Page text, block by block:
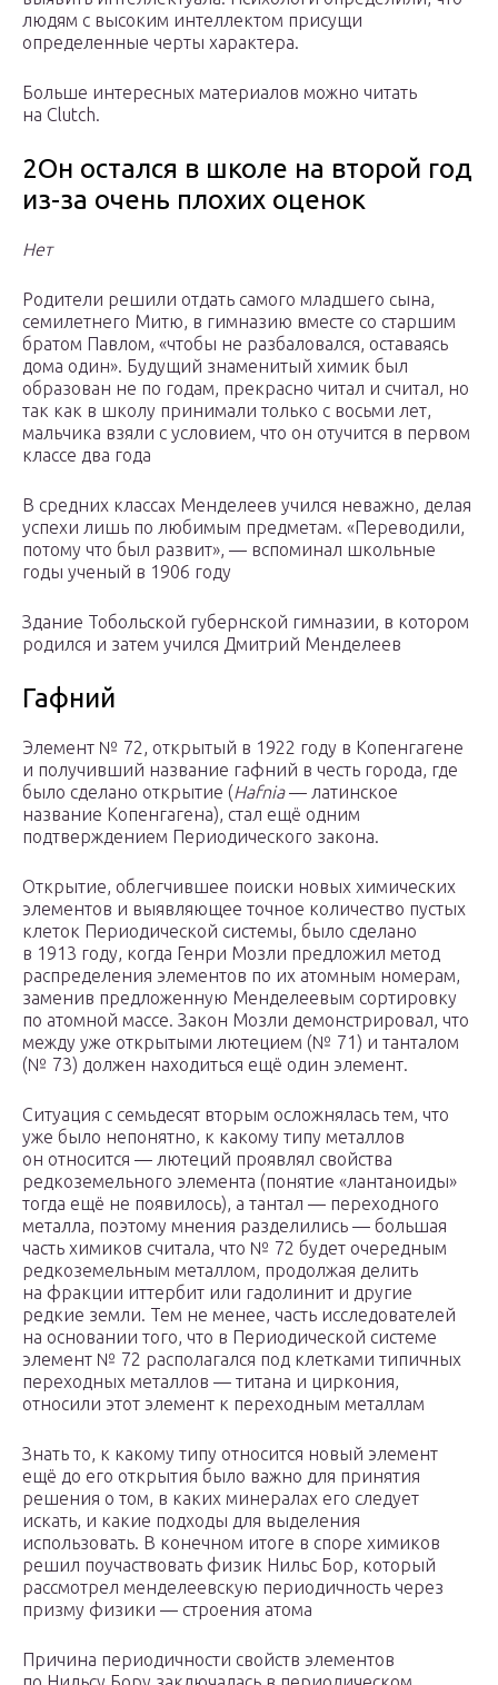
людям с высоким интеллектом присущи
определенные черты характера.
Больше интересных материалов можно читать
на Clutch.
2Он остался в школе на второй год
из-за очень плохих оценок
Нет
Родители решили отдать самого младшего сына,
семилетнего Митю, в гимназию вместе со старшим
братом Павлом, «чтобы не разбаловался, оставаясь
дома один». Будущий знаменитый химик был
образован не по годам, прекрасно читал и считал, но
так как в школу принимали только с восьми лет,
мальчика взяли с условием, что он отучится в первом
классе два года
В средних классах Менделеев учился неважно, делая
успехи лишь по любимым предметам. «Переводили,
потому что был развит», — вспоминал школьные
годы ученый в 1906 году
Здание Тобольской губернской гимназии, в котором
родился и затем учился Дмитрий Менделеев
Гафний
Элемент № 72, открытый в 1922 году в Копенгагене
и получивший название гафний в честь города, где
было сделано открытие (Hafnia— латинское
название Копенгагена), стал ещё одним
подтверждением Периодического закона.
Открытие, облегчившее поиски новых химических
элементов и выявляющее точное количество пустых
клеток Периодической системы, было сделано
в 1913 году, когда Генри Мозли предложил метод
распределения элементов по их атомным номерам,
заменив предложенную Менделеевым сортировку
по атомной массе. Закон Мозли демонстрировал, что
между уже открытыми лютецием (№ 71) и танталом
(№ 73) должен находиться ещё один элемент.
Ситуация с семьдесят вторым осложнялась тем, что
уже было непонятно, к какому типу металлов
он относится — лютеций проявлял свойства
редкоземельного элемента (понятие «лантаноиды»
тогда ещё не появилось), а тантал — переходного
металла, поэтому мнения разделились — большая
часть химиков считала, что № 72 будет очередным
редкоземельным металлом, продолжая делить
на фракции иттербит или гадолинит и другие
редкие земли. Тем не менее, часть исследователей
на основании того, что в Периодической системе
элемент № 72 располагался под клетками типичных
переходных металлов — титана и циркония,
относили этот элемент к переходным металлам
Знать то, к какому типу относится новый элемент
ещё до его открытия было важно для принятия
решения о том, в каких минералах его следует
искать, и какие подходы для выделения
использовать. В конечном итоге в споре химиков
решил поучаствовать физик Нильс Бор, который
рассмотрел менделеевскую периодичность через
призму физики — строения атома
Причина периодичности свойств элементов